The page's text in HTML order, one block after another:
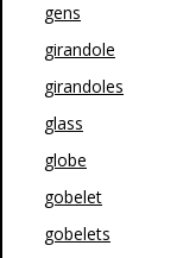
gens
girandole
girandoles
glass
globe
gobelet
gobelets